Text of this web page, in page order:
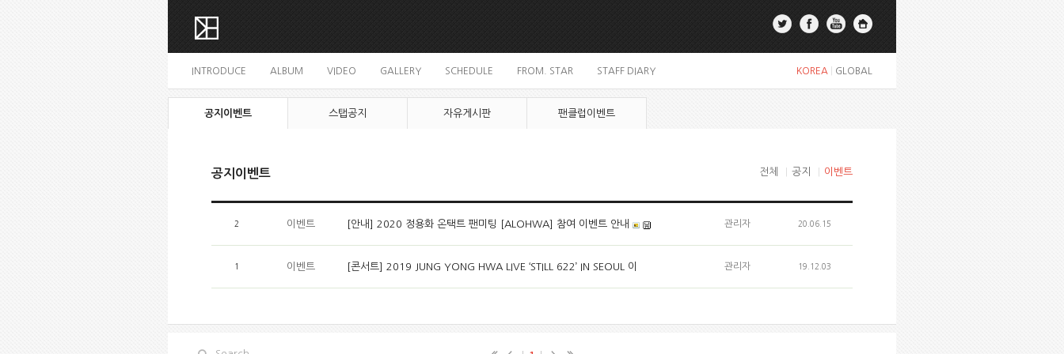
INTRODUCE ALBUM VIDEO GALLERY SCHEDULE FROM. STAR STAFF DIARY KOREA GLOBAL
공지이벤트 스탭공지 자유게시판 팬클럽이벤트
공지이벤트 전체 공지 이벤트
2 이벤트 [안내] 2020 정용화 온택트 팬미팅 [ALOHWA] 참여 이벤트 안내 관리자 20.06.15
1 이벤트 [콘서트] 2019 JUNG YONG HWA LIVE ‘STILL 622’ IN SEOUL 이 관리자 19.12.03